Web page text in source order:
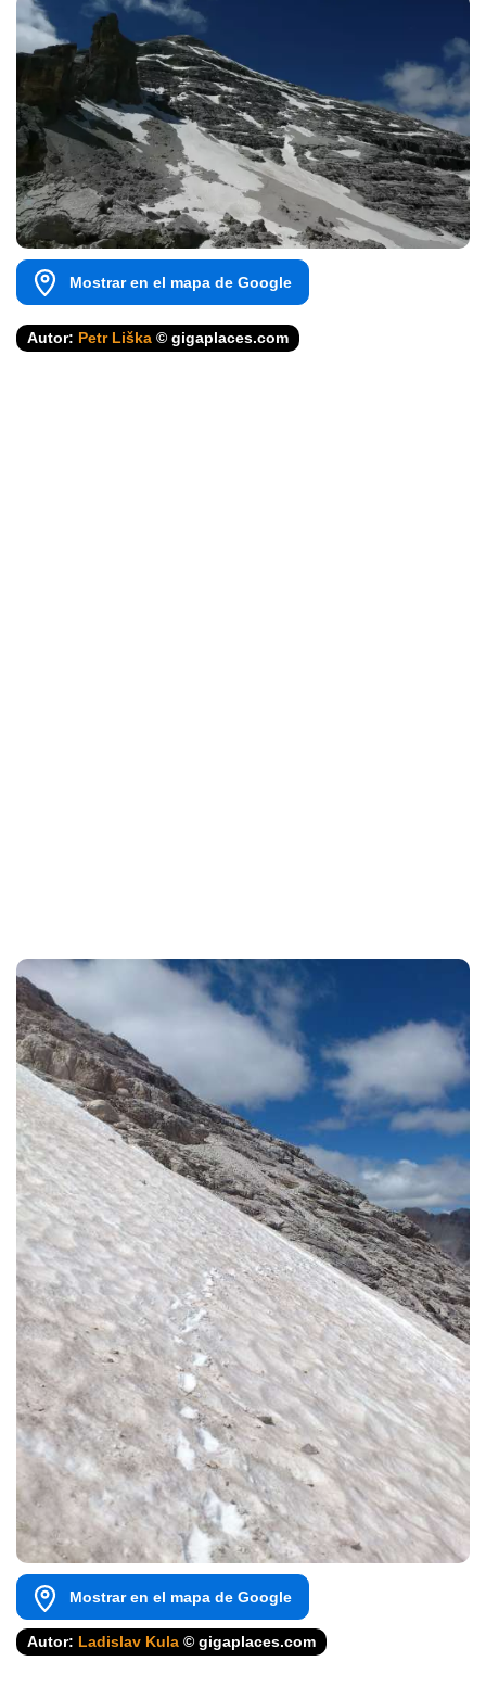
Mostrar en el mapa de Google
Autor: Petr Liška © gigaplaces.com
Mostrar en el mapa de Google
Autor: Ladislav Kula © gigaplaces.com